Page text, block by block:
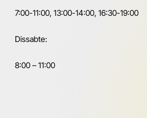
7:00-11:00, 13:00-14:00, 16:30-19:00
Dissabte:
8:00 – 11:00